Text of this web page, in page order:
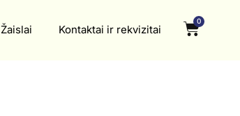
Žaislai Kontaktai ir rekvizitai
0